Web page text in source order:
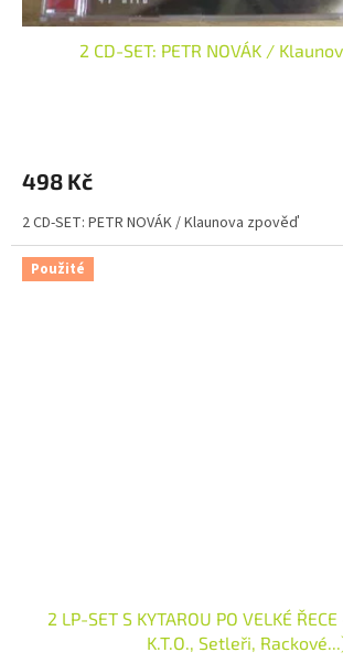
2 CD-SET: PETR NOVÁK /
498 Kč
2 CD-SET: PETR NOVÁK / Klaunova zpověď
Použité
2 LP-SET S KYTAROU PO VELKÉ
K.T.O., Setleři,